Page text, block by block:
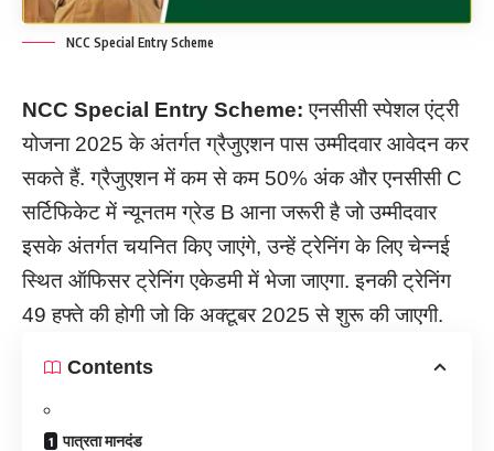
NCC Special Entry Scheme
NCC Special Entry Scheme: एनसीसी स्पेशल एंट्री
योजना 2025 के अंतर्गत ग्रैजुएशन पास उम्मीदवार आवेदन कर
सकते हैं. ग्रैजुएशन में कम से कम 50% अंक और एनसीसी C
सर्टिफिकेट में न्यूनतम ग्रेड B आना जरूरी है जो उम्मीदवार
इसके अंतर्गत चयनित किए जाएंगे, उन्हें ट्रेनिंग के लिए चेन्नई
स्थित ऑफिसर ट्रेनिंग एकेडमी में भेजा जाएगा. इनकी ट्रेनिंग
49 हफ्ते की होगी जो कि अक्टूबर 2025 से शुरू की जाएगी.
Contents
पात्रता मानदंड